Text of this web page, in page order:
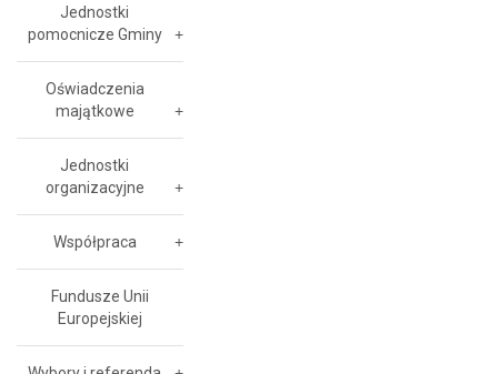
Jednostki
pomocnicze Gminy
Oświadczenia
majątkowe
Jednostki
organizacyjne
Współpraca
Fundusze Unii
Europejskiej